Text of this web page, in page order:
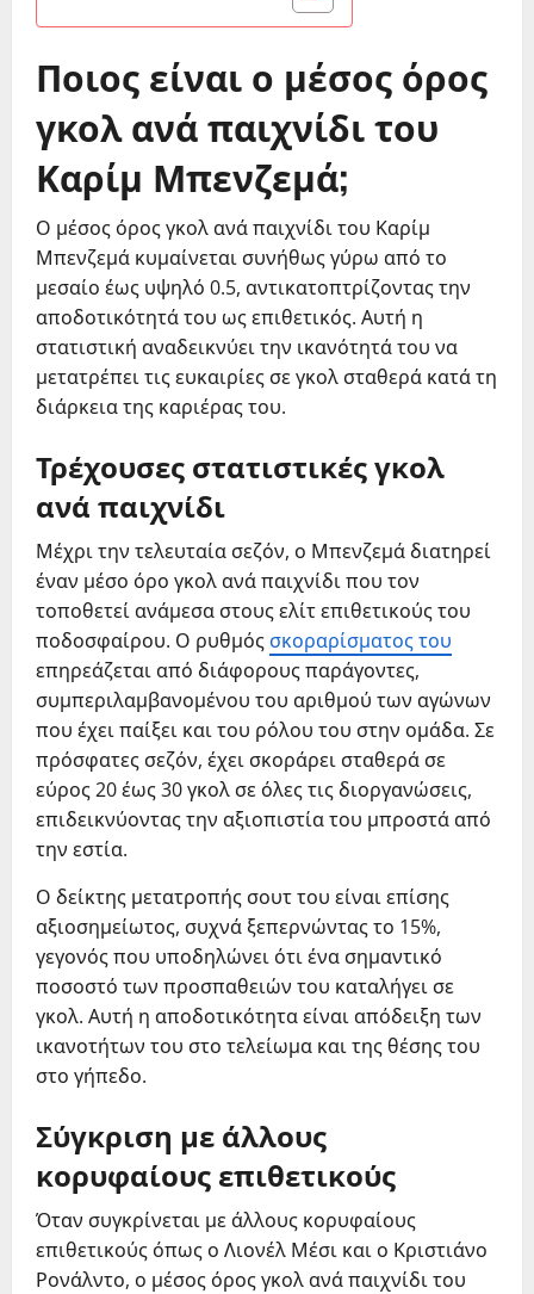
Ποιος είναι ο μέσος όρος
γκολ ανά παιχνίδι του
Καρίμ Μπενζεμά;
Ο μέσος όρος γκολ ανά παιχνίδι του Καρίμ
Μπενζεμά κυμαίνεται συνήθως γύρω από το
μεσαίο έως υψηλό 0.5, αντικατοπτρίζοντας την
αποδοτικότητά του ως επιθετικός. Αυτή η
στατιστική αναδεικνύει την ικανότητά του να
μετατρέπει τις ευκαιρίες σε γκολ σταθερά κατά τη
διάρκεια της καριέρας του.
Τρέχουσες στατιστικές γκολ
ανά παιχνίδι
Μέχρι την τελευταία σεζόν, ο Μπενζεμά διατηρεί
έναν μέσο όρο γκολ ανά παιχνίδι που τον
τοποθετεί ανάμεσα στους ελίτ επιθετικούς του
ποδοσφαίρου. Ο ρυθμόςσκοραρίσματος του
επηρεάζεται από διάφορους παράγοντες,
συμπεριλαμβανομένου του αριθμού των αγώνων
που έχει παίξει και του ρόλου του στην ομάδα. Σε
πρόσφατες σεζόν, έχει σκοράρει σταθερά σε
εύρος 20 έως 30 γκολ σε όλες τις διοργανώσεις,
επιδεικνύοντας την αξιοπιστία του μπροστά από
την εστία.
Ο δείκτης μετατροπής σουτ του είναι επίσης
αξιοσημείωτος, συχνά ξεπερνώντας το 15%,
γεγονός που υποδηλώνει ότι ένα σημαντικό
ποσοστό των προσπαθειών του καταλήγει σε
γκολ. Αυτή η αποδοτικότητα είναι απόδειξη των
ικανοτήτων του στο τελείωμα και της θέσης του
στο γήπεδο.
Σύγκριση με άλλους
κορυφαίους επιθετικούς
Όταν συγκρίνεται με άλλους κορυφαίους
επιθετικούς όπως ο Λιονέλ Μέσι και ο Κριστιάνο
Ρονάλντο, ο μέσος όρος γκολ ανά παιχνίδι του